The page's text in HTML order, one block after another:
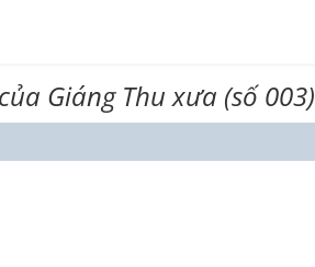
Giáng Thu xưa (số 003)